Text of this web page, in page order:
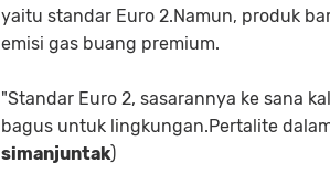
yaitu standar Euro 2.Namun, produk
emisi gas buang premium.
"Standar Euro 2, sasarannya ke sana
bagus untuk lingkungan.Pertalite
simanjuntak)